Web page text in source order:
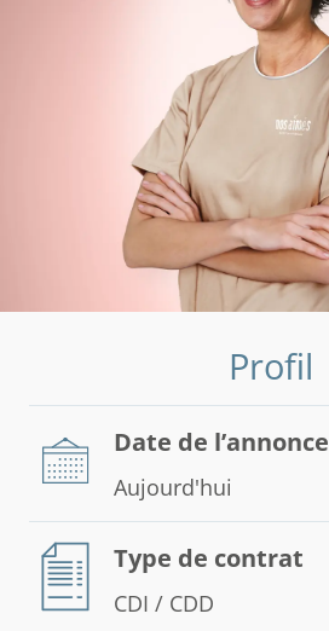
Profil
Date de l’annonce
Aujourd'hui
Type de contrat
CDI / CDD